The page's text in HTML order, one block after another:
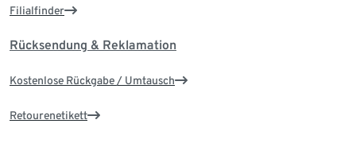
Filialfinder
Rücksendung & Reklamation
Kostenlose Rückgabe / Umtausch
Retourenetikett